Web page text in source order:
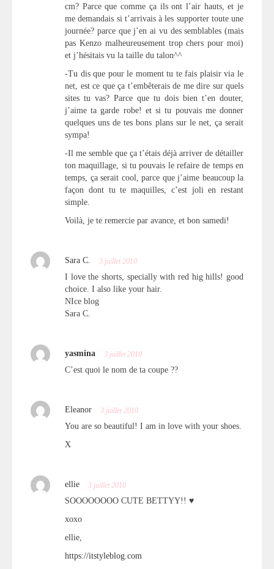
cm? Parce que comme ça ils ont l’air hauts, et je
me demandais si t’arrivais à les supporter toute une
journée? parce que j’en ai vu des semblables (mais
pas Kenzo malheureusement trop chers pour moi)
et j’hésitais vu la taille du talon^^
-Tu dis que pour le moment tu te fais plaisir via le
net, est ce que ça t’embêterais de me dire sur quels
sites tu vas? Parce que tu dois bien t’en douter,
j’aime ta garde robe! et si tu pouvais me donner
quelques uns de tes bons plans sur le net, ça serait
sympa!
-Il me semble que ça t’étais déjà arriver de détailler
ton maquillage, si tu pouvais le refaire de temps en
temps, ça serait cool, parce que j’aime beaucoup la
façon dont tu te maquilles, c’est joli en restant
simple.
Voilà, je te remercie par avance, et bon samedi!
Sara C. 3 juillet 2010
I love the shorts, specially with red hig hills! good
choice. I also like your hair.
NIce blog
Sara C.
yasmina 3 juillet 2010
C’est quoi le nom de ta coupe ??
Eleanor 3 juillet 2010
You are so beautiful! I am in love with your shoes.
X
ellie 3 juillet 2010
SOOOOOOOO CUTE BETTYY!! ♥
xoxo
ellie,
https://itstyleblog.com